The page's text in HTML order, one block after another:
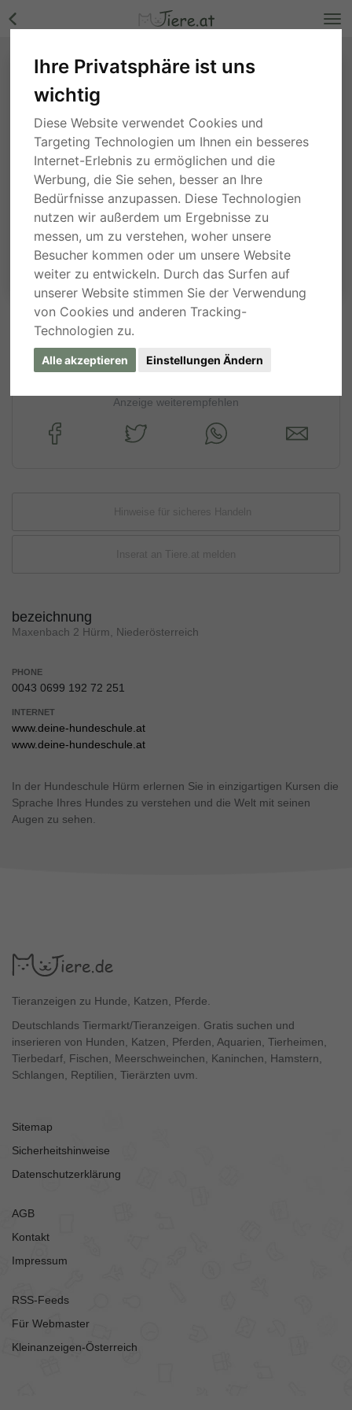
Ihre Privatsphäre ist uns
wichtig
Diese Website verwendet Cookies und
Targeting Technologien um Ihnen ein besseres
Internet-Erlebnis zu ermöglichen und die
Werbung, die Sie sehen, besser an Ihre
Bedürfnisse anzupassen. Diese Technologien
nutzen wir außerdem um Ergebnisse zu
messen, um zu verstehen, woher unsere
Besucher kommen oder um unsere Website
weiter zu entwickeln. Durch das Surfen auf
unserer Website stimmen Sie der Verwendung
von Cookies und anderen Tracking-
Technologien zu.
Alle akzeptieren Einstellungen Ändern
ANFRAGE AN DEN ANBIETER
Anzeige weiterempfehlen
Hinweise für sicheres Handeln
Inserat an Tiere.at melden
bezeichnung
Maxenbach 2 Hürm, Niederösterreich
PHONE
0043 0699 192 72 251
INTERNET
www.deine-hundeschule.at
www.deine-hundeschule.at
In der Hundeschule Hürm erlernen Sie in einzigartigen Kursen die
Sprache Ihres Hundes zu verstehen und die Welt mit seinen
Augen zu sehen.
Tieranzeigen zu Hunde, Katzen, Pferde.
Deutschlands Tiermarkt/Tieranzeigen. Gratis suchen und
inserieren von Hunden, Katzen, Pferden, Aquarien, Tierheimen,
Tierbedarf, Fischen, Meerschweinchen, Kaninchen, Hamstern,
Schlangen, Reptilien, Tierärzten uvm.
Sitemap
Sicherheitshinweise
Datenschutzerklärung
AGB
Kontakt
Impressum
RSS-Feeds
Für Webmaster
Kleinanzeigen-Österreich